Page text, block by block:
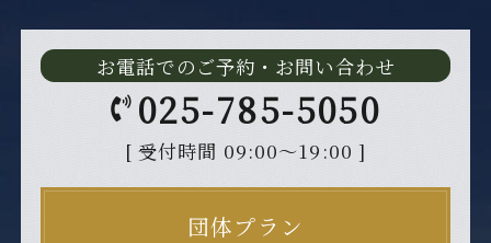
お電話でのご予約・お問い合わせ
025-785-5050
[ 受付時間 09:00～19:00 ]
団体プラン